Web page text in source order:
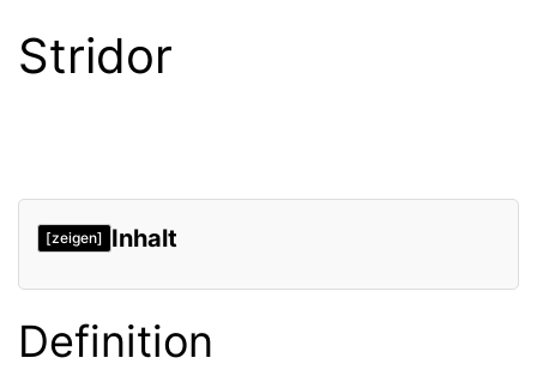
Stridor
[zeigen] Inhalt
Definition
Ursachen
Definition